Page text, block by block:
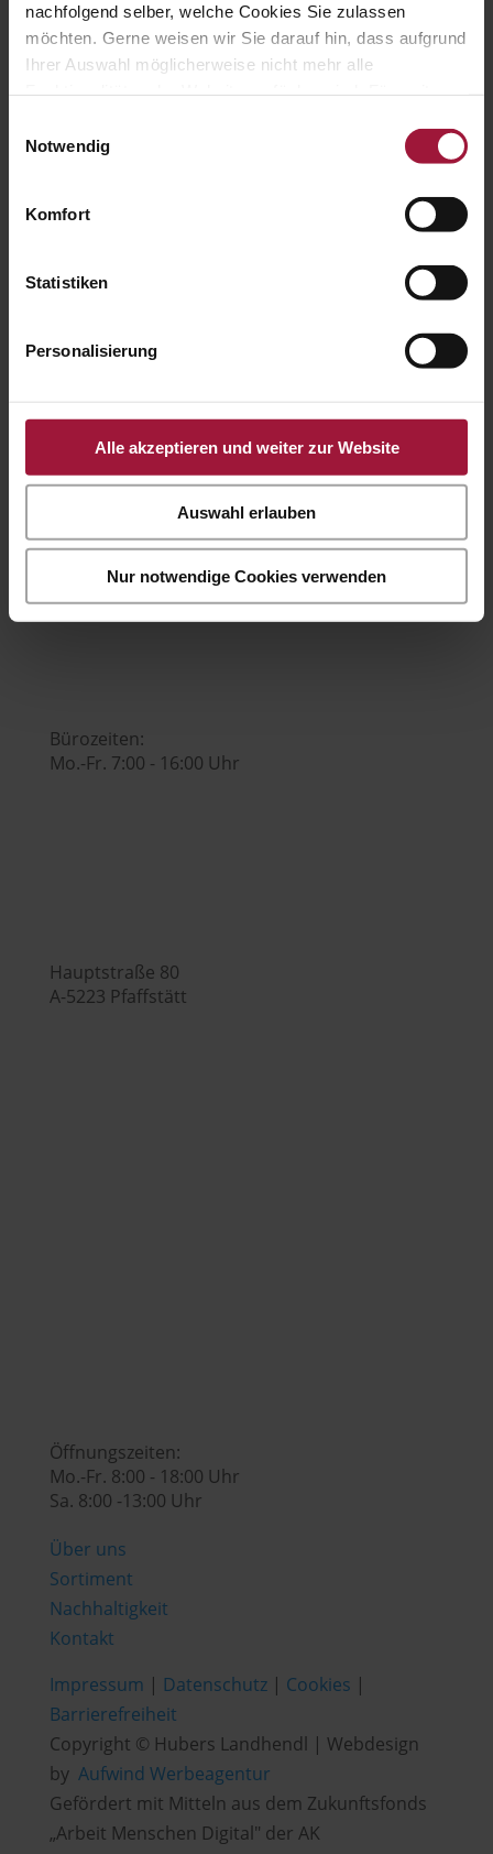
nachfolgend selber, welche Cookies Sie zulassen
möchten. Gerne weisen wir Sie darauf hin, dass aufgrund
Ihrer Auswahl möglicherweise nicht mehr alle
Datenschutzerklärung und Cookie Policy.
Notwendig
Komfort
Statistiken
Personalisierung
Alle akzeptieren und weiter zur Website
Auswahl erlauben
Nur notwendige Cookies verwenden
Hubers Landhendl GmbH

A-5223 Pfaffstätt


office@huberslandhendl.at
Bürozeiten:
Mo.-Fr. 7:00 - 16:00 Uhr
Hauptstraße 80
A-5223 Pfaffstätt
Öffnungszeiten:
Mo.-Fr. 8:00 - 18:00 Uhr
Sa. 8:00 -13:00 Uhr
Über uns
Sortiment
Nachhaltigkeit
Kontakt
Impressum | Datenschutz| Cookies |
Barrierefreiheit
Copyright © Hubers Landhendl | Webdesign
by Aufwind Werbeagentur
Gefördert mit Mitteln aus dem Zukunftsfonds
„Arbeit Menschen Digital" der AK